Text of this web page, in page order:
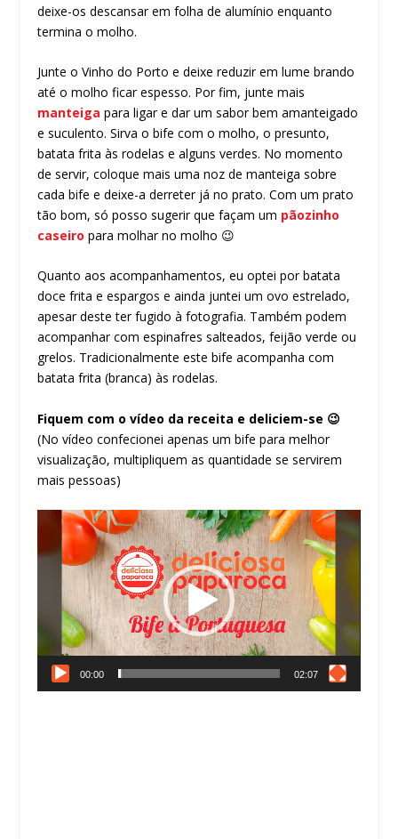
deixe-os descansar em folha de alumínio enquanto
termina o molho.
Junte o Vinho do Porto e deixe reduzir em lume brando
até o molho ficar espesso. Por fim, junte mais
manteiga para ligar e dar um sabor bem amanteigado
e suculento. Sirva o bife com o molho, o presunto,
batata frita às rodelas e alguns verdes. No momento
de servir, coloque mais uma noz de manteiga sobre
cada bife e deixe-a derreter já no prato. Com um prato
tão bom, só posso sugerir que façam um pãozinho
caseiro para molhar no molho 😉
Quanto aos acompanhamentos, eu optei por batata
doce frita e espargos e ainda juntei um ovo estrelado,
apesar deste ter fugido à fotografia. Também podem
acompanhar com espinafres salteados, feijão verde ou
grelos. Tradicionalmente este bife acompanha com
batata frita (branca) às rodelas.
Fiquem com o vídeo da receita e deliciem-se 😉
(No vídeo confecionei apenas um bife para melhor
visualização, multipliquem as quantidade se servirem
mais pessoas)
Reprodutor
vídeo
00:00 02:07